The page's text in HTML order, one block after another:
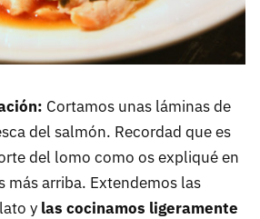
Cortamos unas láminas de
del salmón. Recordad que es
del lomo como os expliqué en
más arriba. Extendemos las
y las cocinamos ligeramente